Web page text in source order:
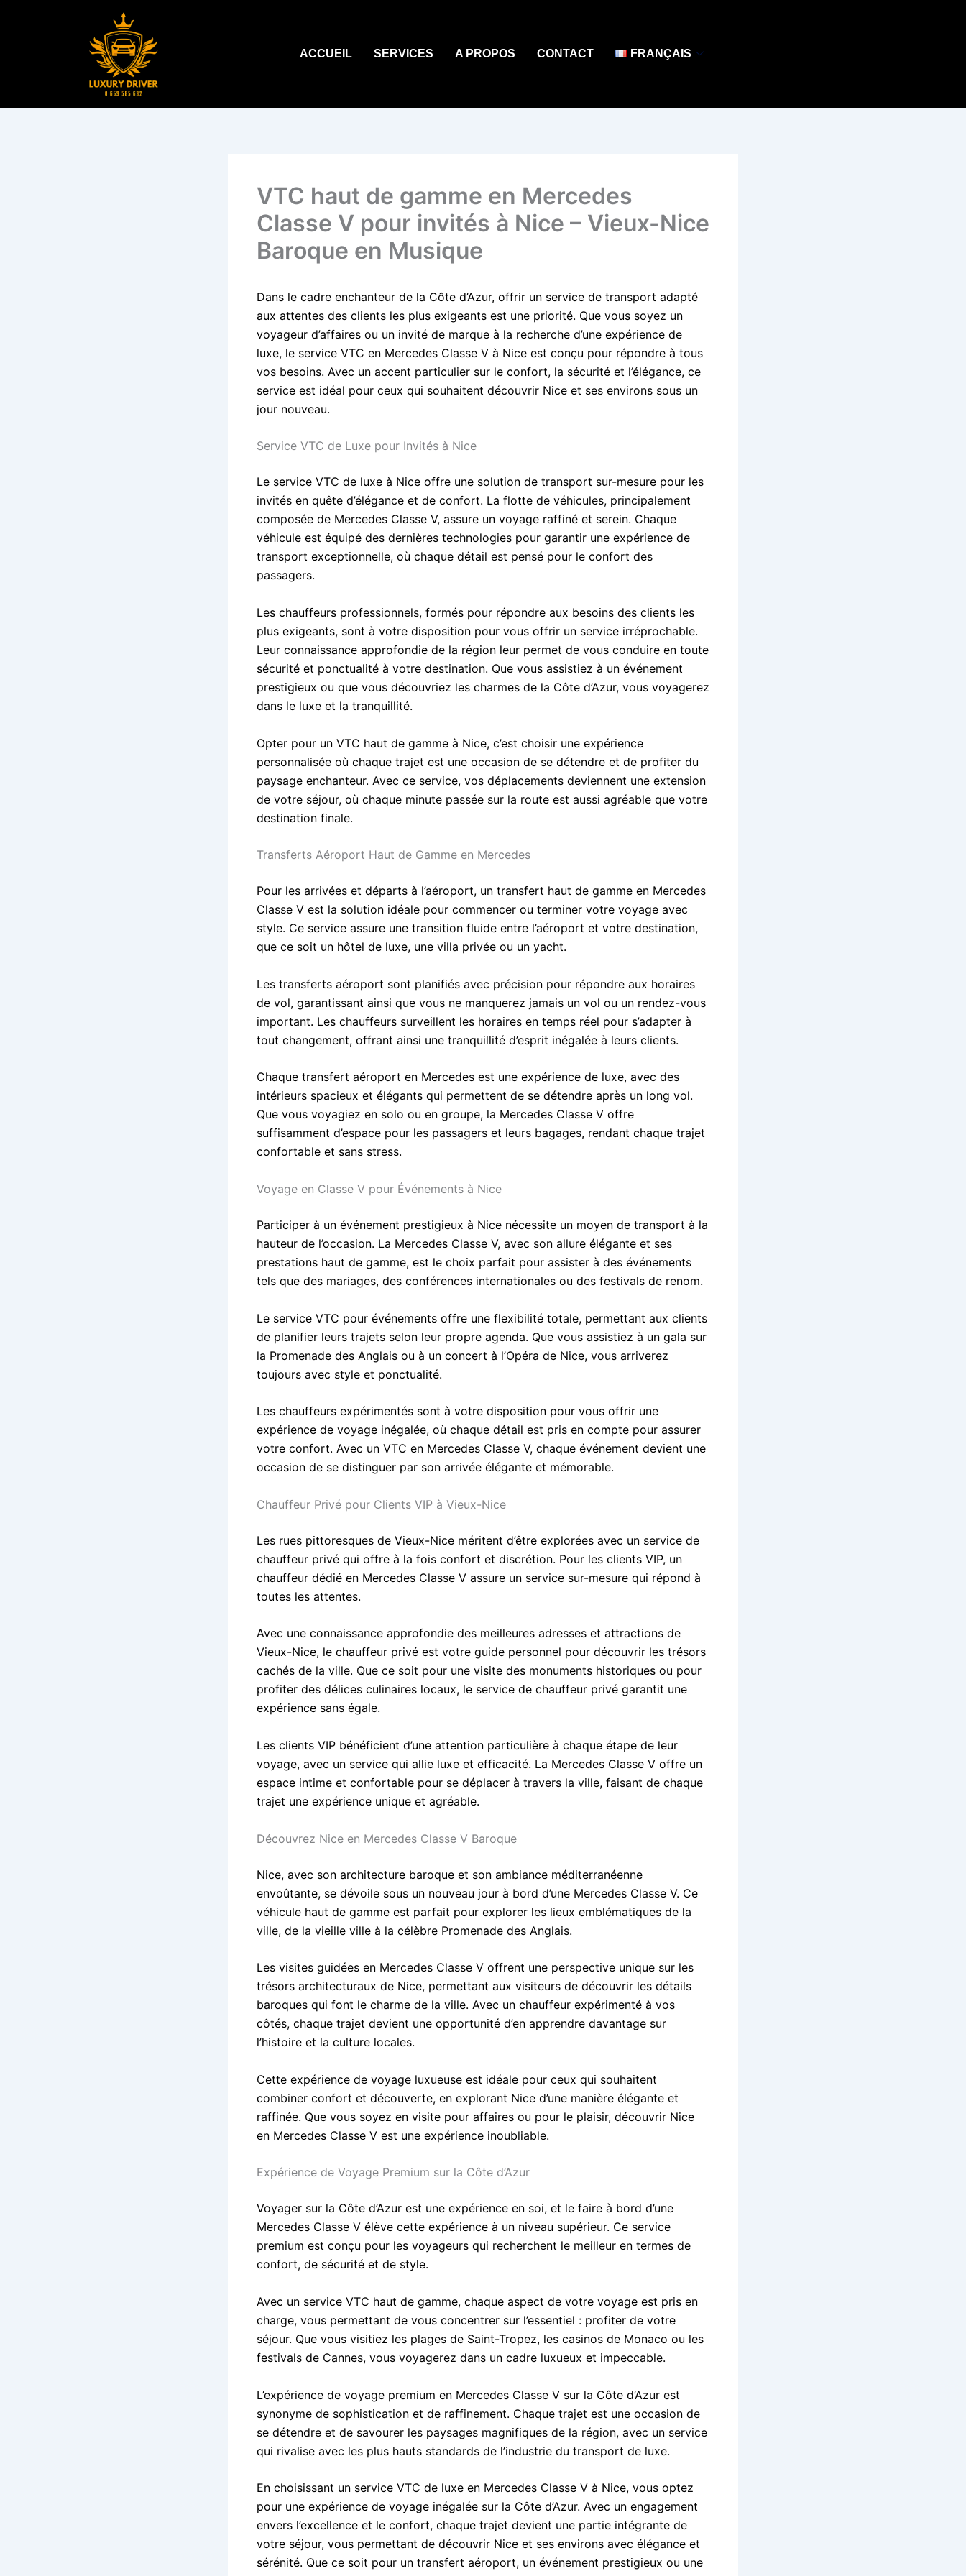
ACCUEIL SERVICES A PROPOS CONTACT FRANÇAIS
VTC haut de gamme en Mercedes
Classe V pour invités à Nice – Vieux-Nice
Baroque en Musique
Dans le cadre enchanteur de la Côte d’Azur, offrir un service de transport adapté
aux attentes des clients les plus exigeants est une priorité. Que vous soyez un
voyageur d’affaires ou un invité de marque à la recherche d’une expérience de
luxe, le service VTC en Mercedes Classe V à Nice est conçu pour répondre à tous
vos besoins. Avec un accent particulier sur le confort, la sécurité et l’élégance, ce
service est idéal pour ceux qui souhaitent découvrir Nice et ses environs sous un
jour nouveau.
Service VTC de Luxe pour Invités à Nice
Le service VTC de luxe à Nice offre une solution de transport sur-mesure pour les
invités en quête d’élégance et de confort. La flotte de véhicules, principalement
composée de Mercedes Classe V, assure un voyage raffiné et serein. Chaque
véhicule est équipé des dernières technologies pour garantir une expérience de
transport exceptionnelle, où chaque détail est pensé pour le confort des
passagers.
Les chauffeurs professionnels, formés pour répondre aux besoins des clients les
plus exigeants, sont à votre disposition pour vous offrir un service irréprochable.
Leur connaissance approfondie de la région leur permet de vous conduire en toute
sécurité et ponctualité à votre destination. Que vous assistiez à un événement
prestigieux ou que vous découvriez les charmes de la Côte d’Azur, vous voyagerez
dans le luxe et la tranquillité.
Opter pour un VTC haut de gamme à Nice, c’est choisir une expérience
personnalisée où chaque trajet est une occasion de se détendre et de profiter du
paysage enchanteur. Avec ce service, vos déplacements deviennent une extension
de votre séjour, où chaque minute passée sur la route est aussi agréable que votre
destination finale.
Transferts Aéroport Haut de Gamme en Mercedes
Pour les arrivées et départs à l’aéroport, un transfert haut de gamme en Mercedes
Classe V est la solution idéale pour commencer ou terminer votre voyage avec
style. Ce service assure une transition fluide entre l’aéroport et votre destination,
que ce soit un hôtel de luxe, une villa privée ou un yacht.
Les transferts aéroport sont planifiés avec précision pour répondre aux horaires
de vol, garantissant ainsi que vous ne manquerez jamais un vol ou un rendez-vous
important. Les chauffeurs surveillent les horaires en temps réel pour s’adapter à
tout changement, offrant ainsi une tranquillité d’esprit inégalée à leurs clients.
Chaque transfert aéroport en Mercedes est une expérience de luxe, avec des
intérieurs spacieux et élégants qui permettent de se détendre après un long vol.
Que vous voyagiez en solo ou en groupe, la Mercedes Classe V offre
suffisamment d’espace pour les passagers et leurs bagages, rendant chaque trajet
confortable et sans stress.
Voyage en Classe V pour Événements à Nice
Participer à un événement prestigieux à Nice nécessite un moyen de transport à la
hauteur de l’occasion. La Mercedes Classe V, avec son allure élégante et ses
prestations haut de gamme, est le choix parfait pour assister à des événements
tels que des mariages, des conférences internationales ou des festivals de renom.
Le service VTC pour événements offre une flexibilité totale, permettant aux clients
de planifier leurs trajets selon leur propre agenda. Que vous assistiez à un gala sur
la Promenade des Anglais ou à un concert à l’Opéra de Nice, vous arriverez
toujours avec style et ponctualité.
Les chauffeurs expérimentés sont à votre disposition pour vous offrir une
expérience de voyage inégalée, où chaque détail est pris en compte pour assurer
votre confort. Avec un VTC en Mercedes Classe V, chaque événement devient une
occasion de se distinguer par son arrivée élégante et mémorable.
Chauffeur Privé pour Clients VIP à Vieux-Nice
Les rues pittoresques de Vieux-Nice méritent d’être explorées avec un service de
chauffeur privé qui offre à la fois confort et discrétion. Pour les clients VIP, un
chauffeur dédié en Mercedes Classe V assure un service sur-mesure qui répond à
toutes les attentes.
Avec une connaissance approfondie des meilleures adresses et attractions de
Vieux-Nice, le chauffeur privé est votre guide personnel pour découvrir les trésors
cachés de la ville. Que ce soit pour une visite des monuments historiques ou pour
profiter des délices culinaires locaux, le service de chauffeur privé garantit une
expérience sans égale.
Les clients VIP bénéficient d’une attention particulière à chaque étape de leur
voyage, avec un service qui allie luxe et efficacité. La Mercedes Classe V offre un
espace intime et confortable pour se déplacer à travers la ville, faisant de chaque
trajet une expérience unique et agréable.
Découvrez Nice en Mercedes Classe V Baroque
Nice, avec son architecture baroque et son ambiance méditerranéenne
envoûtante, se dévoile sous un nouveau jour à bord d’une Mercedes Classe V. Ce
véhicule haut de gamme est parfait pour explorer les lieux emblématiques de la
ville, de la vieille ville à la célèbre Promenade des Anglais.
Les visites guidées en Mercedes Classe V offrent une perspective unique sur les
trésors architecturaux de Nice, permettant aux visiteurs de découvrir les détails
baroques qui font le charme de la ville. Avec un chauffeur expérimenté à vos
côtés, chaque trajet devient une opportunité d’en apprendre davantage sur
l’histoire et la culture locales.
Cette expérience de voyage luxueuse est idéale pour ceux qui souhaitent
combiner confort et découverte, en explorant Nice d’une manière élégante et
raffinée. Que vous soyez en visite pour affaires ou pour le plaisir, découvrir Nice
en Mercedes Classe V est une expérience inoubliable.
Expérience de Voyage Premium sur la Côte d’Azur
Voyager sur la Côte d’Azur est une expérience en soi, et le faire à bord d’une
Mercedes Classe V élève cette expérience à un niveau supérieur. Ce service
premium est conçu pour les voyageurs qui recherchent le meilleur en termes de
confort, de sécurité et de style.
Avec un service VTC haut de gamme, chaque aspect de votre voyage est pris en
charge, vous permettant de vous concentrer sur l’essentiel : profiter de votre
séjour. Que vous visitiez les plages de Saint-Tropez, les casinos de Monaco ou les
festivals de Cannes, vous voyagerez dans un cadre luxueux et impeccable.
L’expérience de voyage premium en Mercedes Classe V sur la Côte d’Azur est
synonyme de sophistication et de raffinement. Chaque trajet est une occasion de
se détendre et de savourer les paysages magnifiques de la région, avec un service
qui rivalise avec les plus hauts standards de l’industrie du transport de luxe.
En choisissant un service VTC de luxe en Mercedes Classe V à Nice, vous optez
pour une expérience de voyage inégalée sur la Côte d’Azur. Avec un engagement
envers l’excellence et le confort, chaque trajet devient une partie intégrante de
votre séjour, vous permettant de découvrir Nice et ses environs avec élégance et
sérénité. Que ce soit pour un transfert aéroport, un événement prestigieux ou une